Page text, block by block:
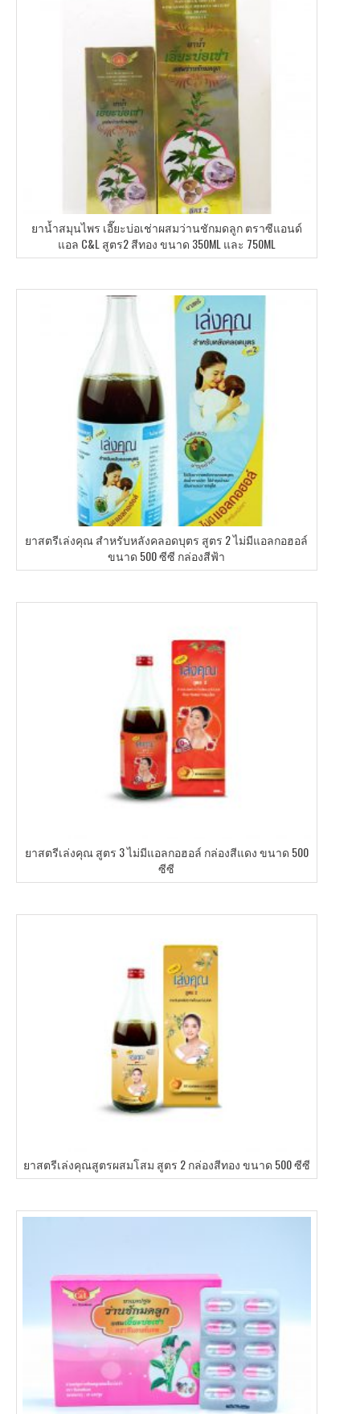
ยาน้ำสมุนไพร เอี๊ยะบ่อเช่าผสมว่านชักมดลูก ตราซีแอนด์
แอล C&L สูตร2 สีทอง ขนาด 350ML และ 750ML
ยาสตรีเล่งคุณ สำหรับหลังคลอดบุตร สูตร 2 ไม่มีแอลกอฮอล์
ขนาด 500 ซีซี กล่องสีฟ้า
ยาสตรีเล่งคุณ สูตร 3 ไม่มีแอลกอฮอล์ กล่องสีแดง ขนาด 500
ซีซี
ยาสตรีเล่งคุณสูตรผสมโสม สูตร 2 กล่องสีทอง ขนาด 500 ซีซี